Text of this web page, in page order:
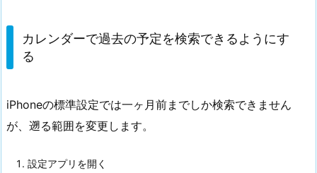
カレンダーで過去の予定を検索できるようにす
る
iPhoneの標準設定では一ヶ月前までしか検索できません
が、遡る範囲を変更します。
設定アプリを開く